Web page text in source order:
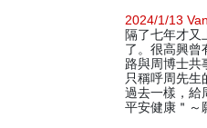
2024/1/13
隔了七年才又
了。很高興曾
路與周博士共
只稱呼周先生
過去一樣，給
平安健康＂～